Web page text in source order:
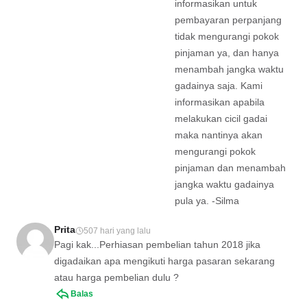
informasikan untuk
pembayaran perpanjang
tidak mengurangi pokok
pinjaman ya, dan hanya
menambah jangka waktu
gadainya saja. Kami
informasikan apabila
melakukan cicil gadai
maka nantinya akan
mengurangi pokok
pinjaman dan menambah
jangka waktu gadainya
pula ya. -Silma
Prita 507 hari yang lalu
Pagi kak...Perhiasan pembelian tahun 2018 jika
digadaikan apa mengikuti harga pasaran sekarang
atau harga pembelian dulu ?
Balas